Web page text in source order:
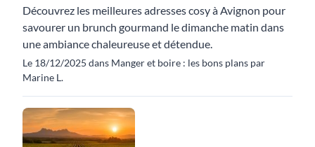
Découvrez les meilleures adresses cosy à Avignon pour
savourer un brunch gourmand le dimanche matin dans
une ambiance chaleureuse et détendue.
Le 18/12/2025 dans Manger et boire : les bons plans par
Marine L.